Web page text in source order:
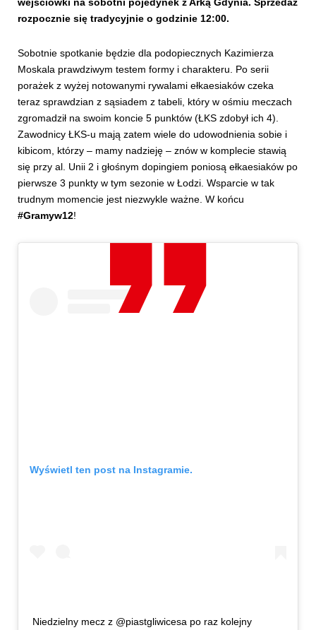
rozpocznie się tradycyjnie o godzinie 12:00.
Sobotnie spotkanie będzie dla podopiecznych Kazimierza
Moskala prawdziwym testem formy i charakteru. Po serii
porażek z wyżej notowanymi rywalami ełkaesiaków czeka
teraz sprawdzian z sąsiadem z tabeli, który w ośmiu meczach
zgromadził na swoim koncie 5 punktów (ŁKS zdobył ich 4).
Zawodnicy ŁKS-u mają zatem wiele do udowodnienia sobie i
kibicom, którzy – mamy nadzieję – znów w komplecie stawią
się przy al. Unii 2 i głośnym dopingiem poniosą ełkaesiaków po
pierwsze 3 punkty w tym sezonie w Łodzi. Wsparcie w tak
trudnym momencie jest niezwykle ważne. W końcu
#Gramyw12!
Wyświetl ten post na Instagramie.
Niedzielny mecz z @piastgliwicesa po raz kolejny